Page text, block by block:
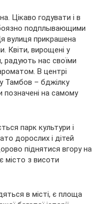
Цікаво годувати і в
подплывающими
вулиця прикрашена
Квіти, вирощені у
радують нас своїми
В центрі
Тамбов – бджілку
позначені на самому
парк культури і
дорослих і дітей
піднятися вгору на
місто з висоти
в місті, є площа